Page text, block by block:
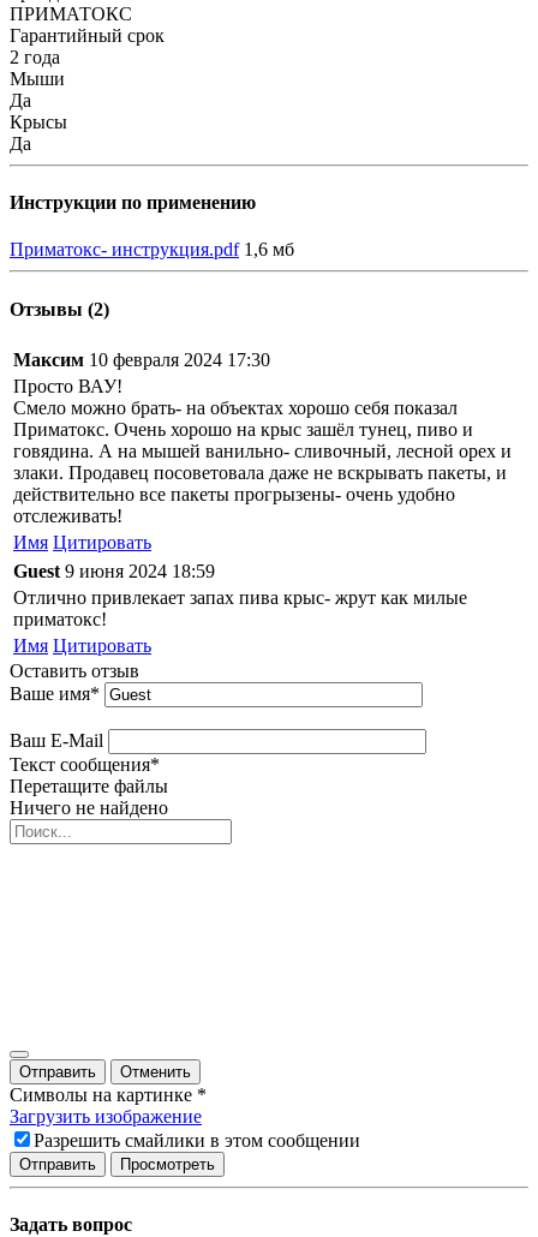
ПРИМАТОКС
Гарантийный срок
2 года
Мыши
Да
Крысы
Да
Инструкции по применению
Приматокс- инструкция.pdf 1,6 мб
Отзывы (2)
Максим 10 февраля 2024 17:30
Просто ВАУ!
Смело можно брать- на объектах хорошо себя показал
Приматокс. Очень хорошо на крыс зашёл тунец, пиво и
говядина. А на мышей ванильно- сливочный, лесной орех и
злаки. Продавец посоветовала даже не вскрывать пакеты, и
действительно все пакеты прогрызены- очень удобно
отслеживать!
Имя Цитировать
Guest 9 июня 2024 18:59
Отлично привлекает запах пива крыс- жрут как милые
приматокс!
Имя Цитировать
Оставить отзыв
Ваше имя*
Ваш E-Mail
Текст сообщения*
Перетащите файлы
Ничего не найдено
Отправить Отменить
Символы на картинке *
Загрузить изображение
Разрешить смайлики в этом сообщении
Задать вопрос